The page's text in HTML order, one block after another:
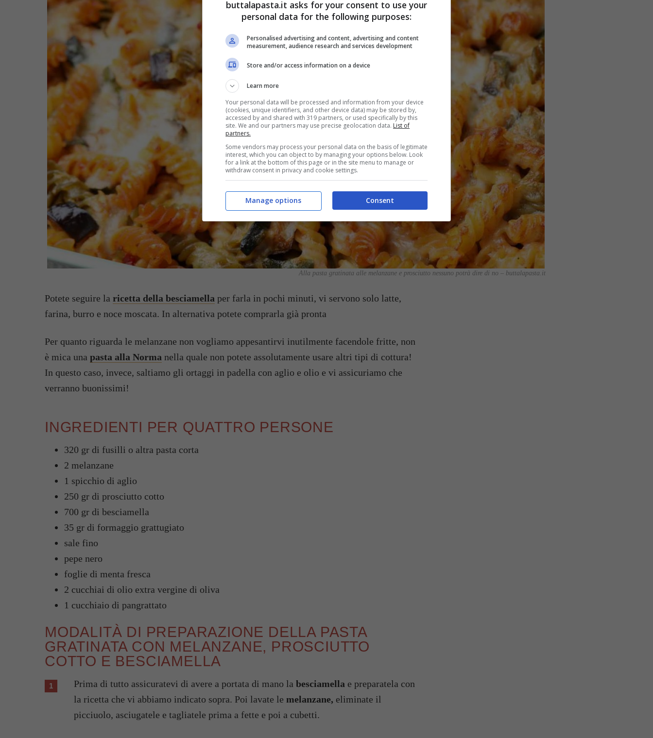
Alla pasta gratinata alle melanzane e prosciutto nessuno potrà dire di no – buttalapasta.it
Potete seguire la ricetta della besciamella per farla in pochi minuti, vi servono solo latte,
farina, burro e noce moscata. In alternativa potete comprarla già pronta
Per quanto riguarda le melanzane non vogliamo appesantirvi inutilmente facendole fritte, non
è mica una pasta alla Norma nella quale non potete assolutamente usare altri tipi di cottura!
In questo caso, invece, saltiamo gli ortaggi in padella con aglio e olio e vi assicuriamo che
verranno buonissimi!
INGREDIENTI PER QUATTRO PERSONE
320 gr di fusilli o altra pasta corta
2 melanzane
1 spicchio di aglio
250 gr di prosciutto cotto
700 gr di besciamella
35 gr di formaggio grattugiato
sale fino
pepe nero
foglie di menta fresca
2 cucchiai di olio extra vergine di oliva
1 cucchiaio di pangrattato
MODALITÀ DI PREPARAZIONE DELLA PASTA
GRATINATA CON MELANZANE, PROSCIUTTO
COTTO E BESCIAMELLA
Prima di tutto assicuratevi di avere a portata di mano la besciamella e preparatela con
la ricetta che vi abbiamo indicato sopra. Poi lavate le melanzane, eliminate il
picciuolo, asciugatele e tagliatele prima a fette e poi a cubetti.
buttalapasta.it asks for your consent to use your
personal data for the following purposes:
Personalised advertising and content, advertising and content
measurement, audience research and services development
Store and/or access information on a device
Learn more
Your personal data will be processed and information from your device
(cookies, unique identifiers, and other device data) may be stored by,
accessed by and shared with 319 partners, or used specifically by this
site. We and our partners may use precise geolocation data. List of
partners.
Some vendors may process your personal data on the basis of legitimate
interest, which you can object to by managing your options below. Look
for a link at the bottom of this page or in the site menu to manage or
withdraw consent in privacy and cookie settings.
Consent
Manage options